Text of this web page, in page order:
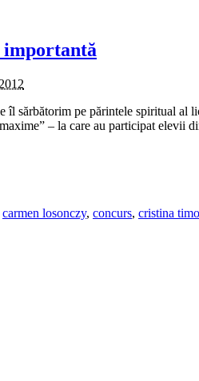
îl sărbătorim pe părintele spiritual
– la care au participat elevii
carmen losonczy, concurs, cristina